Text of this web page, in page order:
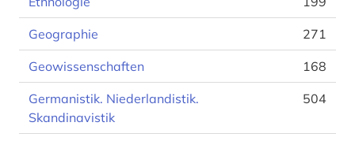
Geographie 271
Geowissenschaften 168
Germanistik. Niederlandistik.
Skandinavistik
504